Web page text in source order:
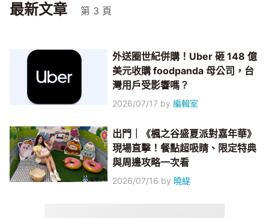
最新文章 第 3 頁
外送圈世紀併購！Uber 砸 148 億
美元收購 foodpanda 母公司，台
灣用戶受影響嗎？
2026/07/17 by編輯室
出門｜《楓之谷盛夏派對嘉年華》
現場直擊！餐點超吸睛、限定特典
與周邊攻略一次看
2026/07/16 by 曉緹